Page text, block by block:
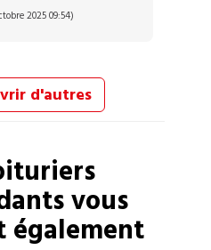
2025 09:54)
d'autres
vous
également